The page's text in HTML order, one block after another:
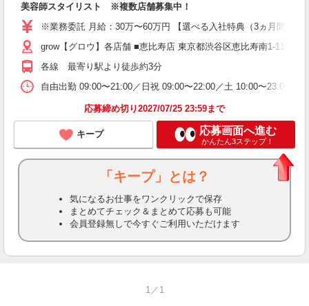
美容師スタイリスト ※複数店舗募集中！
※業務委託 月給：30万〜60万円 【選べる入社特典（3ヵ月間）
grow【グロウ】各店舗 ■恵比寿店 東京都渋谷区恵比寿南1-11-
各線 最寄り駅より徒歩約3分
自由出勤 09:00〜21:00／日祝 09:00〜22:00／土 10:00〜23:00
応募締め切り2027/07/25 23:59まで
キープ 応募画面へ進む
かんたん3ステップ！
「キープ」とは？
気になるお仕事をワンクリックで保存
まとめてチェック＆まとめて応募も可能
会員登録無しで今すぐご利用いただけます
1／1